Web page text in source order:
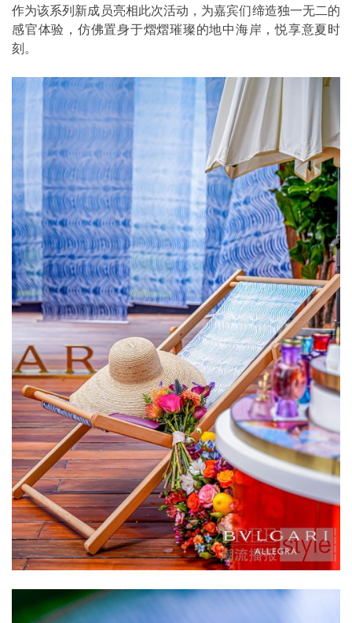
作为该系列新成员亮相此次活动，为嘉宾们缔造独一无二的
感官体验，仿佛置身于熠熠璀璨的地中海岸，悦享意夏时
刻。